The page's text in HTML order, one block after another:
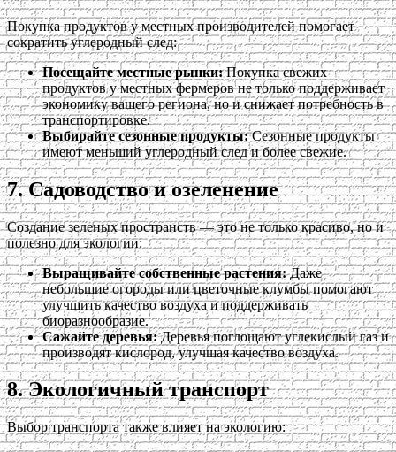
Покупка продуктов у местных производителей помогает
сократить углеродный след:
Посещайте местные рынки:Покупка свежих
продуктов у местных фермеров не только поддерживает
экономику вашего региона, но и снижает потребность в
транспортировке.
Выбирайте сезонные продукты:Сезонные продукты
имеют меньший углеродный след и более свежие.
7. Садоводство и озеленение
Создание зеленых пространств — это не только красиво, но и
полезно для экологии:
Выращивайте собственные растения:Даже
небольшие огороды или цветочные клумбы помогают
улучшить качество воздуха и поддерживать
биоразнообразие.
Сажайте деревья:Деревья поглощают углекислый газ и
производят кислород, улучшая качество воздуха.
8. Экологичный транспорт
Выбор транспорта также влияет на экологию: